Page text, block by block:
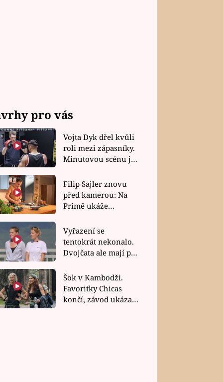
pro vás
Vojta Dyk dřel kvůli
roli mezi zápasníky.
Minutovou scénu jel
Filip Sajler znovu
před kamerou: Na
Primě ukáže
rychlé recepty
Vyřazení se
tentokrát nekonalo.
Dvojčata ale mají po
závodu nůž na krku
Šok v Kambodži.
Favoritky Chicas
končí, závod ukázal